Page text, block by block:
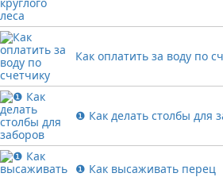
Как оплатить за воду по
❶ Как делать столбы для
❶ Как высаживать перец